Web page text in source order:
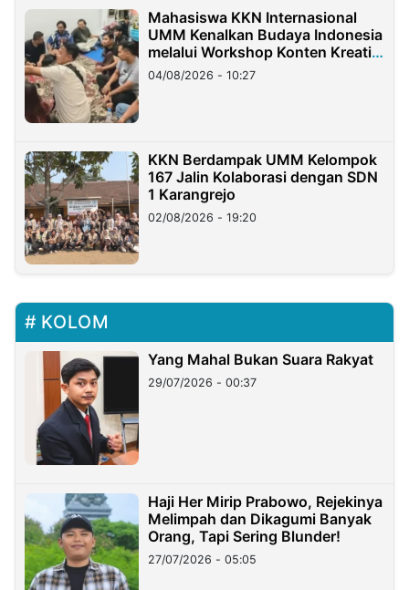
Mahasiswa KKN Internasional
UMM Kenalkan Budaya Indonesia
melalui Workshop Konten Kreatif
di Taiwan
04/08/2026 - 10:27
KKN Berdampak UMM Kelompok
167 Jalin Kolaborasi dengan SDN
1 Karangrejo
02/08/2026 - 19:20
KOLOM
Yang Mahal Bukan Suara Rakyat
29/07/2026 - 00:37
Haji Her Mirip Prabowo, Rejekinya
Melimpah dan Dikagumi Banyak
Orang, Tapi Sering Blunder!
27/07/2026 - 05:05